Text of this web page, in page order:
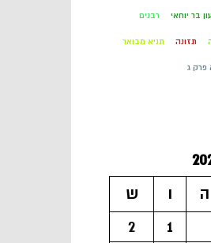
בר יוחאי רבנים
תזונה תניא מבואר
פרק ג
ה ו
ש
1
2